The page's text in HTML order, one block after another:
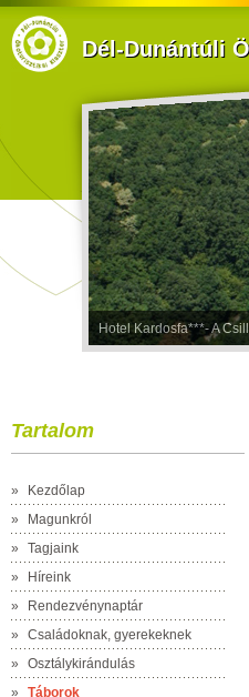
Dél-Dunántúli
Hotel Kardosfa***- A
Tartalom
»
Kezdőlap
»
Magunkról
»
Tagjaink
»
Híreink
»
Rendezvénynaptár
»
Családoknak, gyerekeknek
»
Osztálykirándulás
»
Táborok